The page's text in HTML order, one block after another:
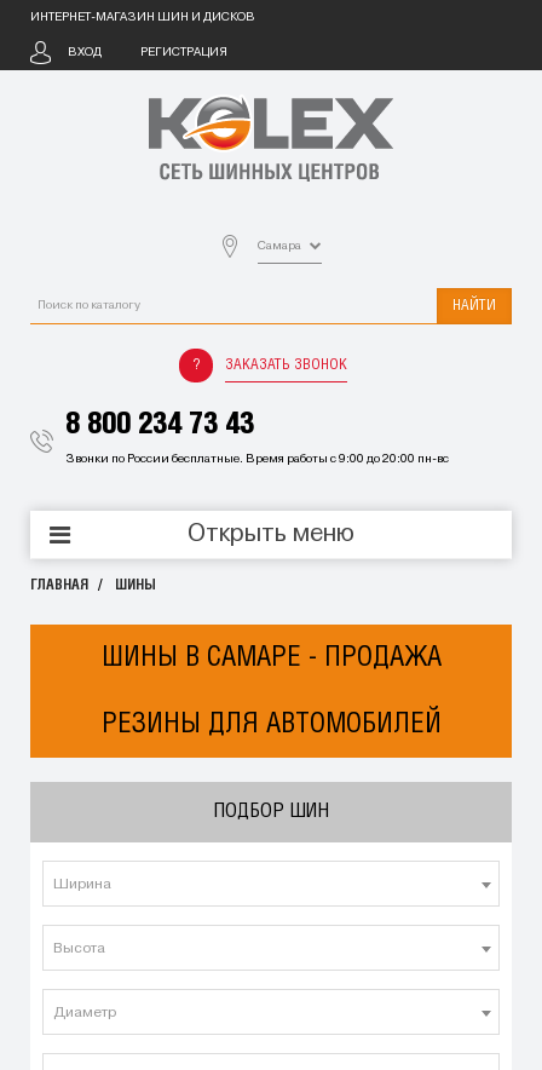
ИНТЕРНЕТ-МАГАЗИН ШИН И ДИСКОВ
ВХОД РЕГИСТРАЦИЯ
Самара
НАЙТИ
ЗАКАЗАТЬ ЗВОНОК
8 800 234 73 43
Звонки по России бесплатные. Время работы с 9:00 до 20:00 пн-вс
Открыть меню
ГЛАВНАЯ ШИНЫ
ШИНЫ В САМАРЕ - ПРОДАЖА
РЕЗИНЫ ДЛЯ АВТОМОБИЛЕЙ
ПОДБОР ШИН
Ширина
Высота
Диаметр